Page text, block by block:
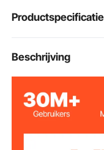
Productspecificatie
Artikelmodelnum
mer
Materiaal
Beschrijving